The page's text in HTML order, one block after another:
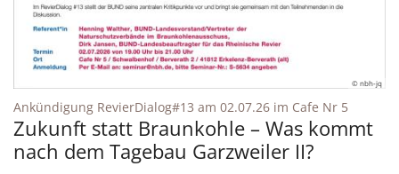
© nbh-jq
Ankündigung RevierDialog#13 am 02.07.26 im Cafe Nr 5:
Zukunft statt Braunkohle – Was kommt
nach dem Tagebau Garzweiler II?